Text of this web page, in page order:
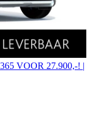
VOOR 27.900,-! |